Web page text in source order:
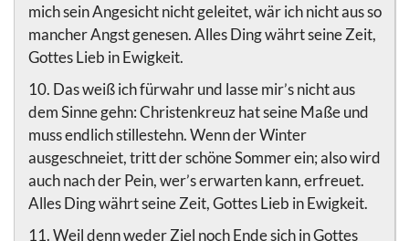
mich sein Angesicht nicht geleitet, wär ich nicht aus so
mancher Angst genesen. Alles Ding währt seine Zeit,
Gottes Lieb in Ewigkeit.
10. Das weiß ich fürwahr und lasse mir’s nicht aus
dem Sinne gehn: Christenkreuz hat seine Maße und
muss endlich stillestehn. Wenn der Winter
ausgeschneiet, tritt der schöne Sommer ein; also wird
auch nach der Pein, wer’s erwarten kann, erfreuet.
Alles Ding währt seine Zeit, Gottes Lieb in Ewigkeit.
11. Weil denn weder Ziel noch Ende sich in Gottes